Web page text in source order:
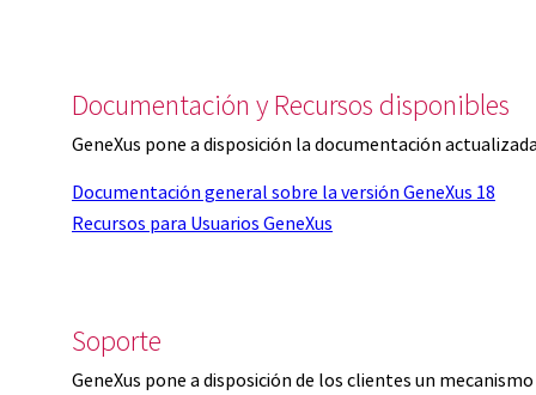
Documentación y Recursos disponibles
GeneXus pone a disposición la documentación
Documentación general sobre la versión GeneXus 18
Recursos para Usuarios GeneXus
Soporte
GeneXus pone a disposición de los clientes un